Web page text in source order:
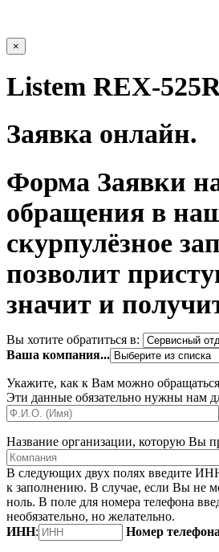
×
Listem REX-
Заявка онлайн.
Форма Заявки
обращения в
скурпулёзное
позволит
значит и
Вы хотите обратиться в:
Ваша компания...
Укажите, как к Вам можно
Эти данные обязательно нужны нам
Название организации, которую Вы
В следующих двух полях введите
к заполнению. В случае, если Вы не
ноль. В поле для номера телефона
необязательно, но желательно.
ИНН: Номер